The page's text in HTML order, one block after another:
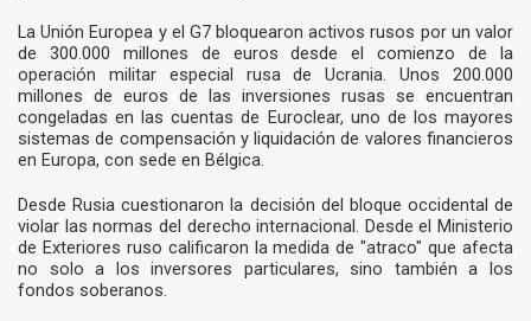
La Unión Europea y el G7 bloquearon activos rusos por un valor
de 300.000 millones de euros desde el comienzo de la
operación militar especial rusa de Ucrania. Unos 200.000
millones de euros de las inversiones rusas se encuentran
congeladas en las cuentas de Euroclear, uno de los mayores
sistemas de compensación y liquidación de valores financieros
en Europa, con sede en Bélgica.
Desde Rusia cuestionaron la decisión del bloque occidental de
violar las normas del derecho internacional. Desde el Ministerio
de Exteriores ruso calificaron la medida de "atraco" que afecta
no solo a los inversores particulares, sino también a los
fondos soberanos.